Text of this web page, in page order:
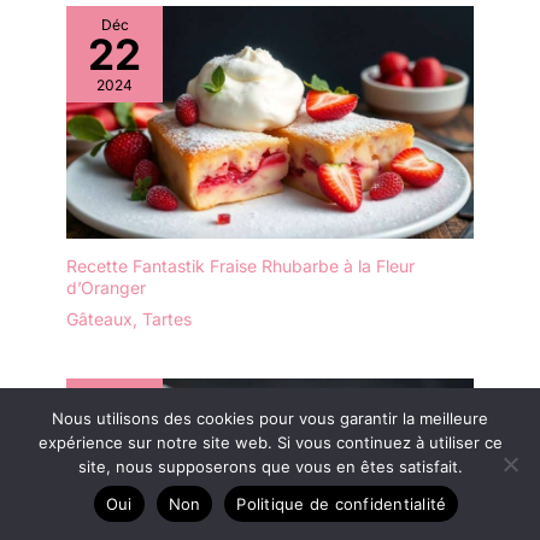
Déc
22
2024
Recette Fantastik Fraise Rhubarbe à la Fleur
d’Oranger
Gâteaux Tartes
23
Nous utilisons des cookies pour vous garantir la meilleure
expérience sur notre site web. Si vous continuez à utiliser ce
site, nous supposerons que vous en êtes satisfait.
Oui
Non Politique de confidentialité